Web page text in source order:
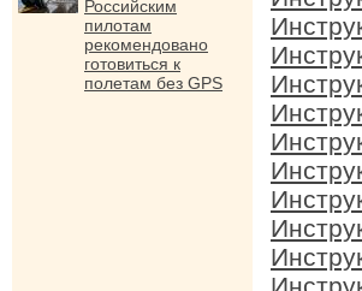
Российским
пилотам
рекомендовано
готовиться к
полетам без GPS